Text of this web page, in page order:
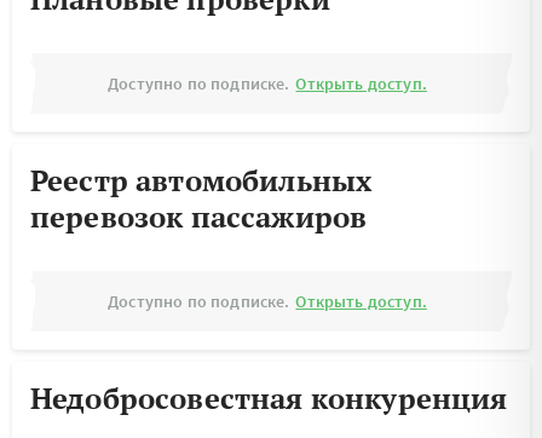
Доступно по подписке. Открыть доступ.
Реестр автомобильных
перевозок пассажиров
Доступно по подписке. Открыть доступ.
Недобросовестная конкуренция